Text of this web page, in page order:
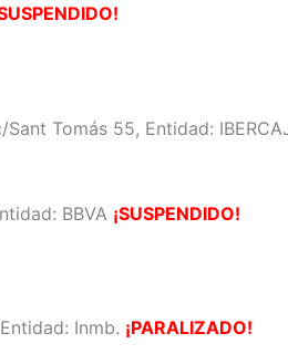
Tomás 55, Entidad:
BBVA ¡SUSPENDIDO!
Inmb. ¡PARALIZADO!